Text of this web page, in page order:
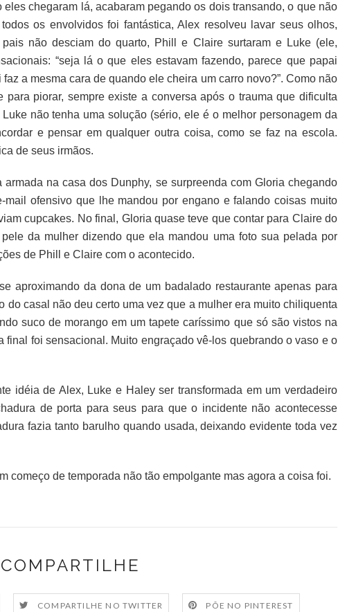
chegaram lá, acabaram pegando os dois transando, o que não
os envolvidos foi fantástica, Alex resolveu lavar seus olhos,
não desciam do quarto, Phill e Claire surtaram e Luke (ele,
“seja lá o que eles estavam fazendo, parece que papai
a mesma cara de quando ele cheira um carro novo?”. Como não
piorar, sempre existe a conversa após o trauma que dificulta
não tenha uma solução (sério, ele é o melhor personagem da
e pensar em qualquer outra coisa, como se faz na escola.
de seus irmãos.
na casa dos Dunphy, se surpreenda com Gloria chegando
ofensivo que lhe mandou por engano e falando coisas muito
cupcakes. No final, Gloria quase teve que contar para Claire do
da mulher dizendo que ela mandou uma foto sua pelada por
de Phill e Claire com o acontecido.
aproximando da dona de um badalado restaurante apenas para
do casal não deu certo uma vez que a mulher era muito chiliquenta
suco de morango em um tapete caríssimo que só são vistos na
final foi sensacional. Muito engraçado vê-los quebrando o vaso e o
idéia de Alex, Luke e Haley ser transformada em um verdadeiro
de porta para seus para que o incidente não acontecesse
fazia tanto barulho quando usada, deixando evidente toda vez
começo de temporada não tão empolgante mas agora a coisa foi.
COMPARTILHE
COMPARTILHE NO TWITTER PÕE NO PINTEREST